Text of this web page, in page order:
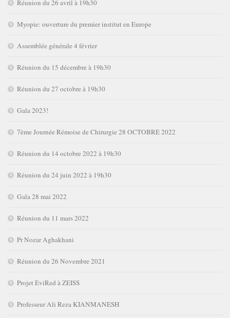
Réunion du 26 avril à 19h30
Myopie: ouverture du premier institut en Europe
Assemblée générale 4 février
Réunion du 15 décembre à 19h30
Réunion du 27 octobre à 19h30
Gala 2023!
7ème Journée Rémoise de Chirurgie 28 OCTOBRE 2022
Réunion du 14 octobre 2022 à 19h30
Réunion du 24 juin 2022 à 19h30
Gala 28 mai 2022
Réunion du 11 mars 2022
Pr Nozar Aghakhani
Réunion du 26 Novembre 2021
Projet EviRed à ZEISS
Professeur Ali Reza KIANMANESH